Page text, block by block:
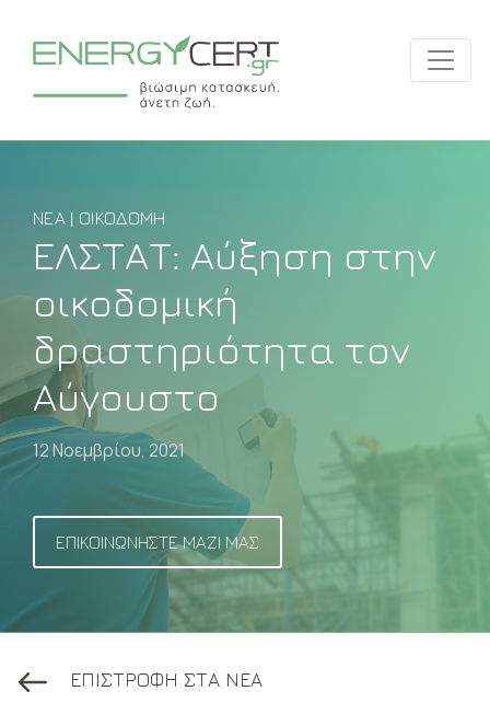
ΝΈΑ | ΟΙΚΟΔΟΜΉ
ΕΛΣΤΑΤ: Αύξηση στην
οικοδομική
δραστηριότητα τον
Αύγουστο
12 Νοεμβρίου, 2021
ΕΠΙΚΟΙΝΩΝΗΣΤΕ ΜΑΖΙ ΜΑΣ
ΕΠΙΣΤΡΟΦΗ ΣΤΑ ΝΕΑ